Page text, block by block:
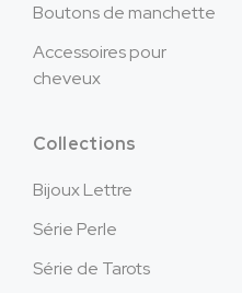
Boutons de manchette
Accessoires pour
cheveux
Collections
Bijoux Lettre
Série Perle
Série de Tarots